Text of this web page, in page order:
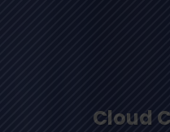
Cloud